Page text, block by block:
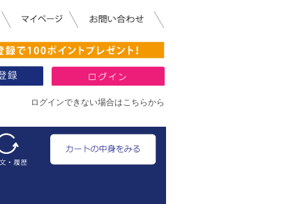
ログインできない場合はこちらから